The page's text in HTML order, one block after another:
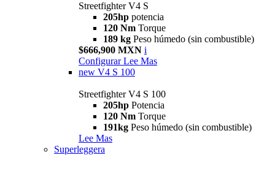
Streetfighter V4 S
205hp potencia
120 Nm Torque
189 kg Peso húmedo (sin combustible)
$666,900 MXN i
Configurar Lee Mas
new V4 S 100
Streetfighter V4 S 100
205hp Potencia
120 Nm Torque
191kg Peso húmedo (sin combustible)
Lee Mas
Superleggera